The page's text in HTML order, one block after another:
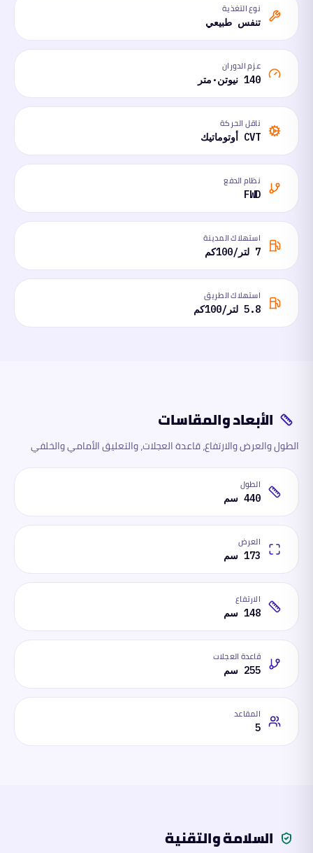
نوع التغذية
تنفس طبيعي
عزم الدوران
140 نيوتن·متر
ناقل الحركة
CVT أوتوماتيك
نظام الدفع
FWD
استهلاك المدينة
7 لتر/100كم
استهلاك الطريق
5.8 لتر/100كم
الأبعاد والمقاسات
الطول والعرض والارتفاع، قاعدة العجلات، والتعليق الأمامي والخلفي
الطول
440 سم
العرض
173 سم
الارتفاع
148 سم
قاعدة العجلات
255 سم
المقاعد
5
السلامة والتقنية